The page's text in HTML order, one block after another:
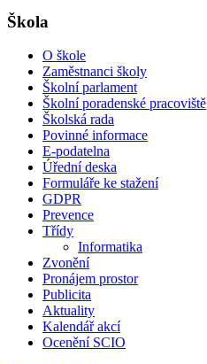
Škola
O škole
Zaměstnanci školy
Školní parlament
Školní poradenské pracoviště
Školská rada
Povinné informace
E-podatelna
Úřední deska
Formuláře ke stažení
GDPR
Prevence
Třídy
Informatika
Zvonění
Pronájem prostor
Publicita
Aktuality
Kalendář akcí
Ocenění SCIO